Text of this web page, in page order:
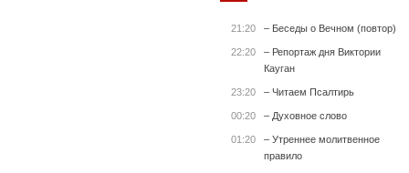
21:20 – Беседы о Вечном (повтор)
22:20
– Репортаж дня Виктории
Кауган
23:20 – Читаем Псалтирь
00:20 – Духовное слово
01:20
– Утреннее молитвенное
правило